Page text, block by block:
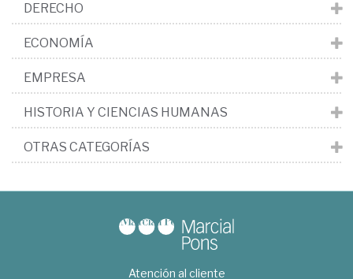
DERECHO
ECONOMÍA
EMPRESA
HISTORIA Y CIENCIAS HUMANAS
OTRAS CATEGORÍAS
Atención al cliente